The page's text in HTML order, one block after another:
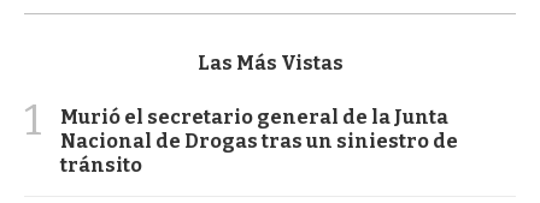
Las Más Vistas
1
Murió el secretario general de la Junta
Nacional de Drogas tras un siniestro de
tránsito